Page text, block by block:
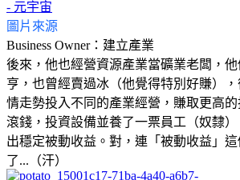
圖片來源
Business Owner：建立產業
後來，他也經營資源產業當礦業老闆，
亨，也曾經賣過冰（他覺得特別好賺）
情走勢投入不同的產業經營，賺取更高
滾錢，投資設備並養了一票員工（奴隸
出穩定被動收益。對，連「被動收益」
了...（汗）